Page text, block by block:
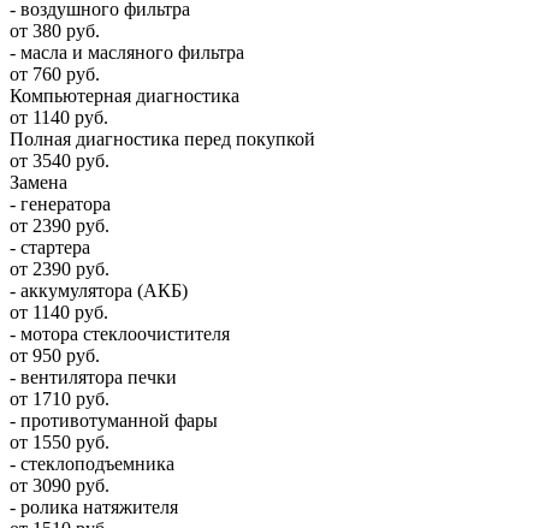
- воздушного фильтра
от 380 руб.
- масла и масляного фильтра
от 760 руб.
Компьютерная диагностика
от 1140 руб.
Полная диагностика перед покупкой
от 3540 руб.
Замена
- генератора
от 2390 руб.
- стартера
от 2390 руб.
- аккумулятора (АКБ)
от 1140 руб.
- мотора стеклоочистителя
от 950 руб.
- вентилятора печки
от 1710 руб.
- противотуманной фары
от 1550 руб.
- стеклоподъемника
от 3090 руб.
- ролика натяжителя